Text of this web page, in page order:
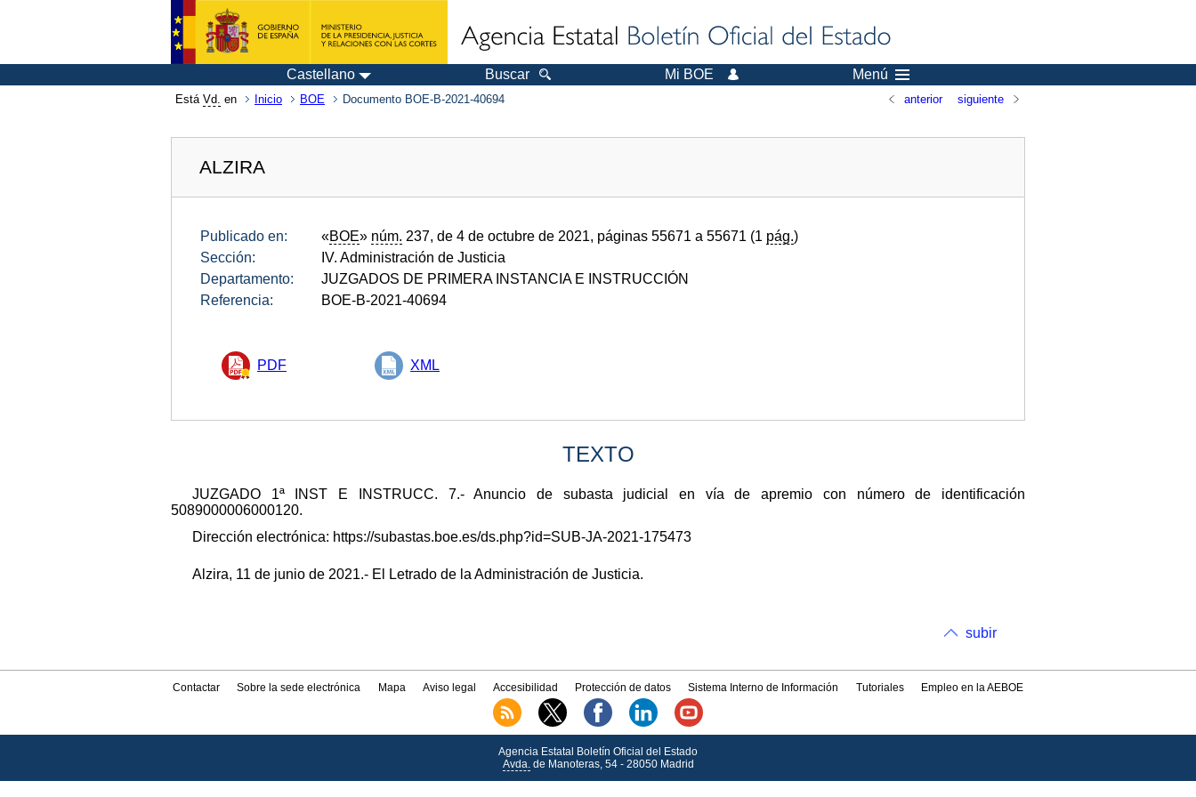
Castellano Buscar Mi BOE Menú
Está Vd. en Inicio BOE Documento BOE-B-2021-40694 anterior siguiente
ALZIRA
Publicado en: «BOE» núm. 237, de 4 de octubre de 2021, páginas 55671 a 55671 (1 pág.)
Sección:
IV. Administración de Justicia
Departamento:
JUZGADOS DE PRIMERA INSTANCIA E INSTRUCCIÓN
Referencia:
BOE-B-2021-40694
PDF XML
TEXTO
JUZGADO 1ª INST E INSTRUCC. 7.- Anuncio de subasta judicial en vía de apremio con número de identificación
5089000006000120.
Dirección electrónica: https://subastas.boe.es/ds.php?id=SUB-JA-2021-175473
Alzira, 11 de junio de 2021.- El Letrado de la Administración de Justicia.
subir
Contactar Sobre la sede electrónica Mapa Aviso legal Accesibilidad Protección de datos Sistema Interno de Información Tutoriales Empleo en la AEBOE
Agencia Estatal Boletín Oficial del Estado
Avda.de Manoteras, 54 - 28050 Madrid